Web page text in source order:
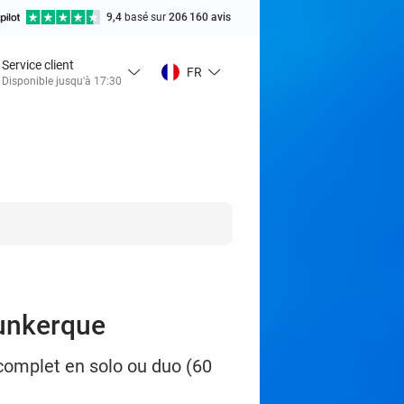
9,4 basé sur 206 160 avis
Service client
Disponible jusqu'à 17:30
FR
en solo ou duo (60